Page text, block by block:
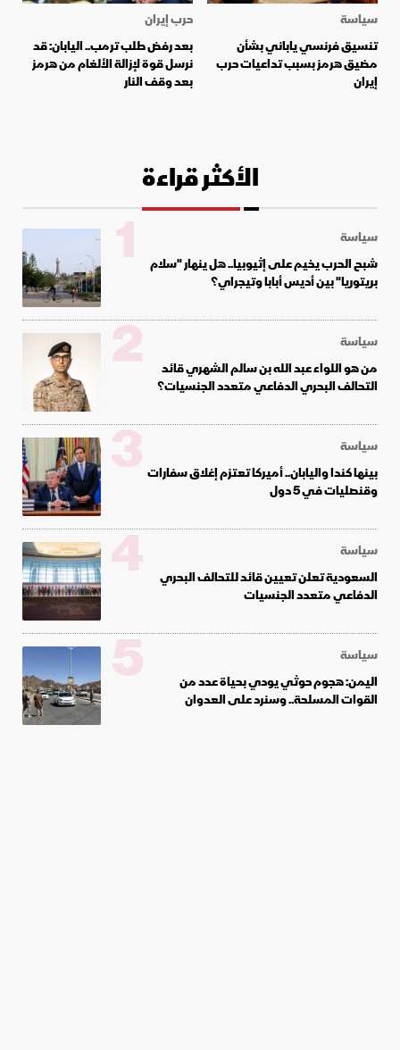
سياسة
تنسيق فرنسي ياباني بشأن
مضيق هرمز بسبب تداعيات حرب
إيران
حرب إيران
بعد رفض طلب ترمب.. اليابان: قد
نرسل قوة لإزالة الألغام من هرمز
بعد وقف النار
الأكثر قراءة
سياسة
شبح الحرب يخيم على إثيوبيا.. هل ينهار "سلام
بريتوريا" بين أديس أبابا وتيجراي؟
1
سياسة
من هو اللواء عبد الله بن سالم الشهري قائد
التحالف البحري الدفاعي متعدد الجنسيات؟
2
سياسة
بينها كندا واليابان.. أميركا تعتزم إغلاق سفارات
وقنصليات في 5 دول
3
سياسة
السعودية تعلن تعيين قائد للتحالف البحري
الدفاعي متعدد الجنسيات
4
سياسة
اليمن: هجوم حوثي يودي بحياة عدد من
القوات المسلحة.. وسنرد على العدوان
5